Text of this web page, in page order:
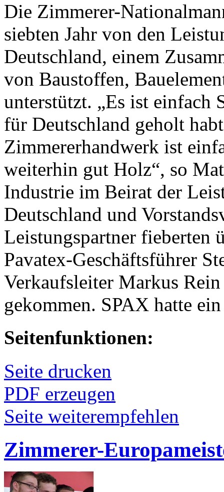
Die Zimmerer-
siebten Jahr von den
Deutschland, einem
von Baustoffen,
unterstützt. „Es ist einfach
für Deutschland geholt
Zimmererhandwerk ist
weiterhin gut Holz“, so
Industrie im Beirat der
Deutschland und
Leistungspartner fieberten
Pavatex-Geschäftsführer
Verkaufsleiter Markus
gekommen. SPAX hatte
Seitenfunktionen:
Seite drucken
PDF erzeugen
Seite weiterempfehlen
Zimmerer-